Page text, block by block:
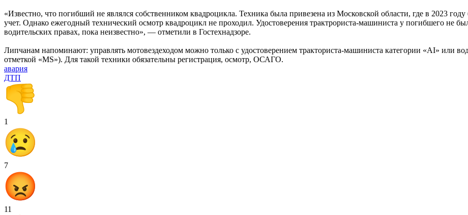
«Известно, что погибший не являлся собственником квадроцикла. Техника была привезена из Московской области, где в 2023
учет. Однако ежегодный технический осмотр квадроцикл не проходил. Удостоверения трактрориста-машиниста у погибшего не
водительских правах, пока неизвестно», — отметили в Гостехнадзоре.
Липчанам напоминают: управлять мотовездеходом можно только с удостоверением тракториста-машиниста категории «АI» или
отметкой «MS»). Для такой техники обязательны регистрация, осмотр, ОСАГО.
авария
ДТП
1
7
11